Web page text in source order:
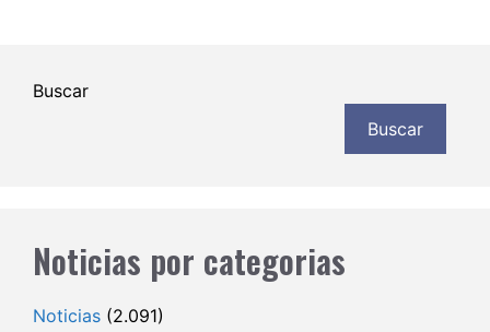
Buscar
Buscar
Noticias por categorias
Noticias (2.091)